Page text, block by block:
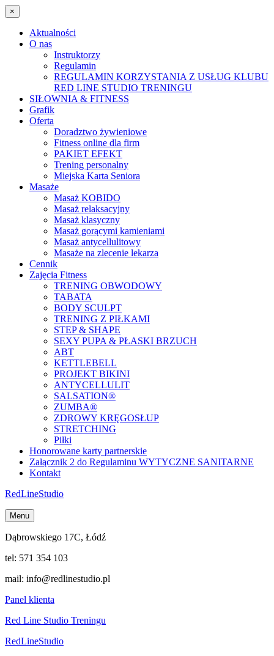
×
Aktualności
O nas
Instruktorzy
Regulamin
REGULAMIN KORZYSTANIA Z USŁUG KLUBU
RED LINE STUDIO TRENINGU
SIŁOWNIA & FITNESS
Grafik
Oferta
Doradztwo żywieniowe
Fitness online dla firm
PAKIET EFEKT
Trening personalny
Miejska Karta Seniora
Masaże
Masaż KOBIDO
Masaż relaksacyjny
Masaż klasyczny
Masaż gorącymi kamieniami
Masaż antycellulitowy
Masaże na zlecenie lekarza
Cennik
Zajęcia Fitness
TRENING OBWODOWY
TABATA
BODY SCULPT
TRENING Z PIŁKAMI
STEP & SHAPE
SEXY PUPA & PŁASKI BRZUCH
ABT
KETTLEBELL
PROJEKT BIKINI
ANTYCELLULIT
SALSATION®
ZUMBA®
ZDROWY KRĘGOSŁUP
STRETCHING
Piłki
Honorowane karty partnerskie
Załącznik 2 do Regulaminu WYTYCZNE SANITARNE
Kontakt
RedLineStudio
Menu
Dąbrowskiego 17C, Łódź
tel: 571 354 103
mail: info@redlinestudio.pl
Panel klienta
Red Line Studio Treningu
RedLineStudio